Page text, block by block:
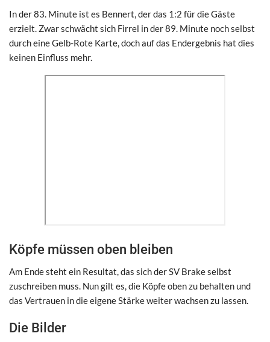
In der 83. Minute ist es Bennert, der das 1:2 für die Gäste
erzielt. Zwar schwächt sich Firrel in der 89. Minute noch selbst
durch eine Gelb-Rote Karte, doch auf das Endergebnis hat dies
keinen Einfluss mehr.
Köpfe müssen oben bleiben
Am Ende steht ein Resultat, das sich der SV Brake selbst
zuschreiben muss. Nun gilt es, die Köpfe oben zu behalten und
das Vertrauen in die eigene Stärke weiter wachsen zu lassen.
Die Bilder